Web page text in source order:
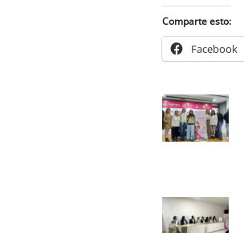
Comparte esto:
Facebook